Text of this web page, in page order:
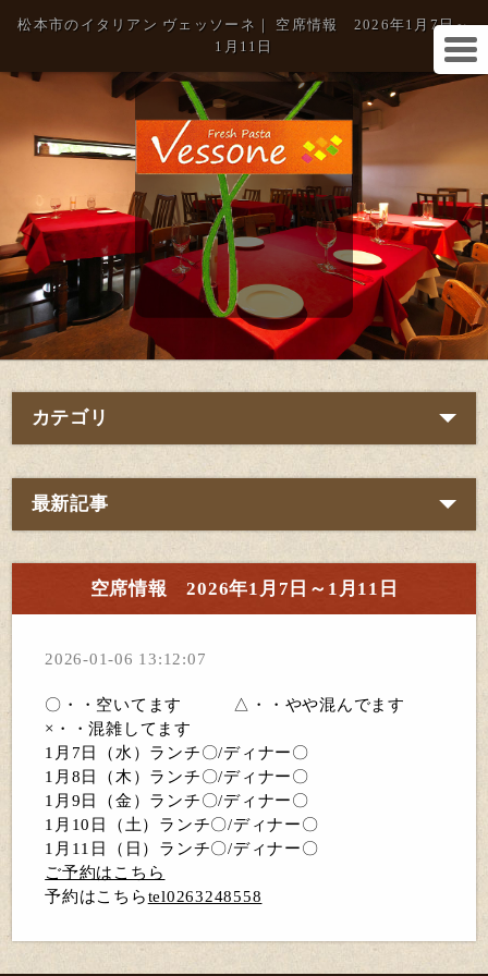
松本市のイタリアン ヴェッソーネ｜ 空席情報 2026年1月7日～
1月11日
カテゴリ
最新記事
空席情報 2026年1月7日～1月11日
2026-01-06 13:12:07
〇・・空いてます △・・やや混んでます
×・・混雑してます
1月7日（水）ランチ〇/ディナー〇
1月8日（木）ランチ〇/ディナー〇
1月9日（金）ランチ〇/ディナー〇
1月10日（土）ランチ〇/ディナー〇
1月11日（日）ランチ〇/ディナー〇
ご予約はこちら
予約はこちらtel0263248558